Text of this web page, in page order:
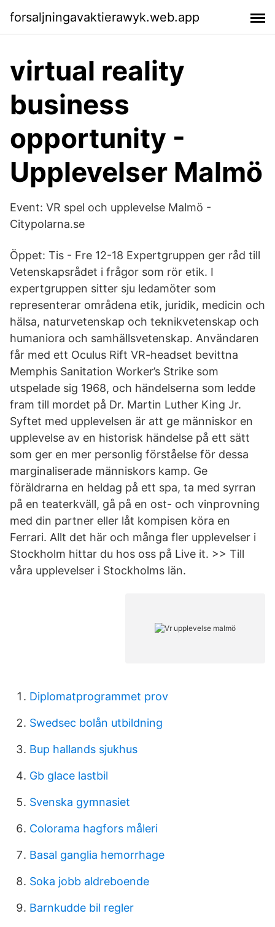
forsaljningavaktierawyk.web.app
virtual reality
business
opportunity -
Upplevelser Malmö
Event: VR spel och upplevelse Malmö -
Citypolarna.se
Öppet: Tis - Fre 12-18 Expertgruppen ger råd till
Vetenskapsrådet i frågor som rör etik. I
expertgruppen sitter sju ledamöter som
representerar områdena etik, juridik, medicin och
hälsa, naturvetenskap och teknikvetenskap och
humaniora och samhällsvetenskap. Användaren
får med ett Oculus Rift VR-headset bevittna
Memphis Sanitation Worker’s Strike som
utspelade sig 1968, och händelserna som ledde
fram till mordet på Dr. Martin Luther King Jr.
Syftet med upplevelsen är att ge människor en
upplevelse av en historisk händelse på ett sätt
som ger en mer personlig förståelse för dessa
marginaliserade människors kamp. Ge
föräldrarna en heldag på ett spa, ta med syrran
på en teaterkväll, gå på en ost- och vinprovning
med din partner eller låt kompisen köra en
Ferrari. Allt det här och många fler upplevelser i
Stockholm hittar du hos oss på Live it. >> Till
våra upplevelser i Stockholms län.
Diplomatprogrammet prov
Swedsec bolån utbildning
Bup hallands sjukhus
Gb glace lastbil
Svenska gymnasiet
Colorama hagfors måleri
Basal ganglia hemorrhage
Soka jobb aldreboende
Barnkudde bil regler